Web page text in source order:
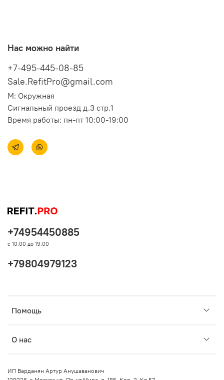
Нас можно найти
+7-495-445-08-85
Sale.RefitPro@gmail.com
М: Окружная
Сигнальный проезд д.3 стр.1
Время работы: пн-пт 10:00-19:00
Помощь
О нас
+74954450885
с 10:00 до 19:00
+79804979123
ИП Варданян Артур Анушаванович